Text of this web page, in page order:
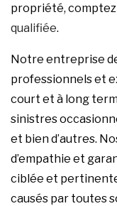
propriété,
qualifiée.
Notre entreprise
professionnels et
court et à long
sinistres
et bien d’autres.
d’empathie et
ciblée et
causés par toutes